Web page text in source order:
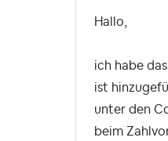
Hallo,
ich habe
ist
unter den
beim